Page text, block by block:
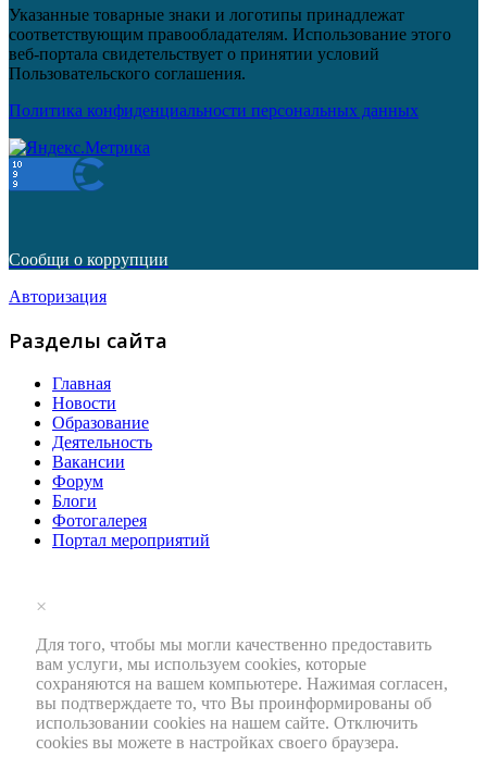
Указанные товарные знаки и логотипы принадлежат
соответствующим правообладателям. Использование этого
веб-портала свидетельствует о принятии условий
Пользовательского соглашения.
Политика конфиденциальности персональных данных
Сообщи о коррупции
Авторизация
Разделы сайта
Главная
Новости
Образование
Деятельность
Вакансии
Форум
Блоги
Фотогалерея
Портал мероприятий
×
Для того, чтобы мы могли качественно предоставить
вам услуги, мы используем cookies, которые
сохраняются на вашем компьютере. Нажимая согласен,
вы подтверждаете то, что Вы проинформированы об
использовании cookies на нашем сайте. Отключить
cookies вы можете в настройках своего браузера.